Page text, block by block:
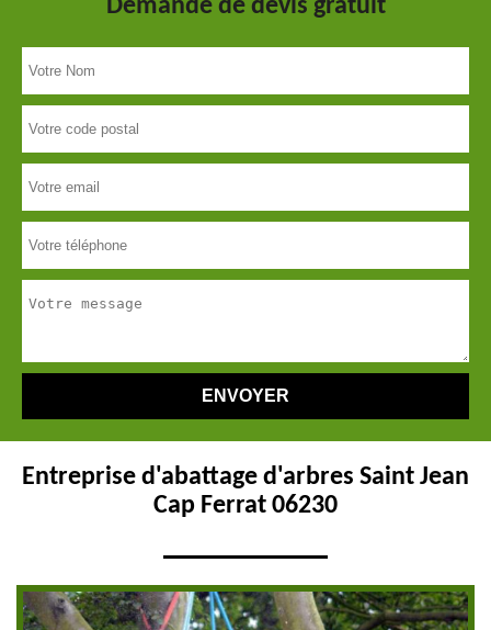
Demande de devis gratuit
Entreprise d'abattage d'arbres Saint Jean
Cap Ferrat 06230